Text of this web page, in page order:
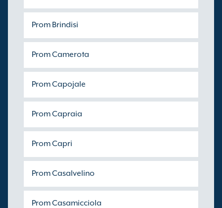
Prom Brindisi
Prom Camerota
Prom Capojale
Prom Capraia
Prom Capri
Prom Casalvelino
Prom Casamicciola